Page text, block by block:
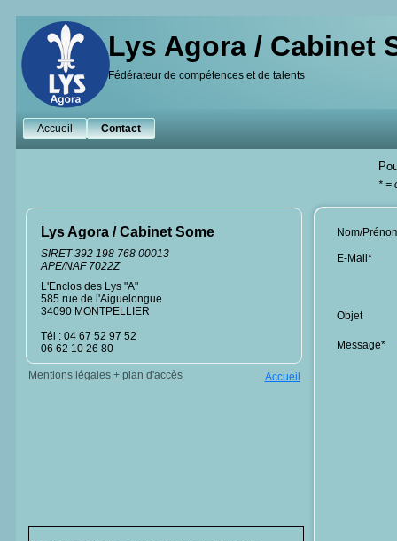
Lys Agora / Cabinet
Fédérateur de compétences et de talents
Accueil Contact
* =
Lys Agora / Cabinet Some
SIRET 392 198 768 00013
APE/NAF 7022Z
L'Enclos des Lys "A"
585 rue de l'Aiguelongue
34090 MONTPELLIER
Tél : 04 67 52 97 52
06 62 10 26 80
Mentions légales + plan d'accès Accueil
Nom/
E-Mail*
Objet
Message*